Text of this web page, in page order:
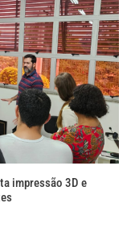
impressão 3D e